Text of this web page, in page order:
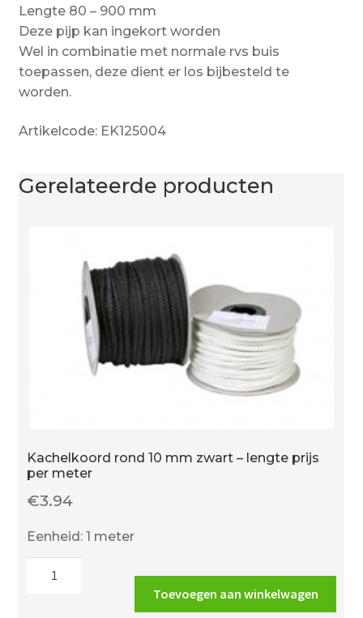
Lengte 80 – 900 mm
Deze pijp kan ingekort worden
Wel in combinatie met normale rvs buis
toepassen, deze dient er los bijbesteld te
worden.
Artikelcode: EK125004
Gerelateerde producten
Kachelkoord rond 10 mm zwart – lengte prijs
per meter
€3.94
Eenheid: 1 meter
Toevoegen aan winkelwagen